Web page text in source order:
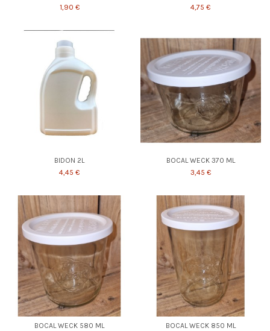
1,90 €
4,75 €
BIDON 2L
4,45 €
BOCAL WECK 370 ML
3,45 €
BOCAL WECK 580 ML
BOCAL WECK 850 ML